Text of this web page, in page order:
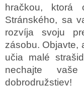
hračkou, ktorá
Stránského, sa
rozvíja svoju
zásobu. Objavte,
učia malé
nechajte
dobrodružstiev!